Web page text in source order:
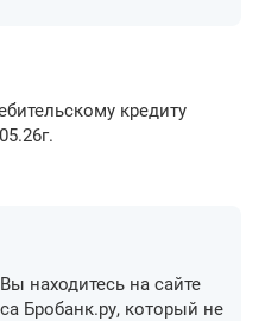
кредиту
находитесь на сайте
Бробанк.ру, который не